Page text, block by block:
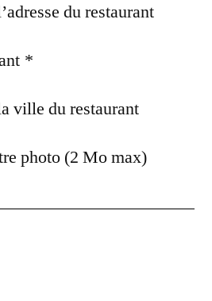
du restaurant
*
ville du restaurant
photo (2 Mo max)